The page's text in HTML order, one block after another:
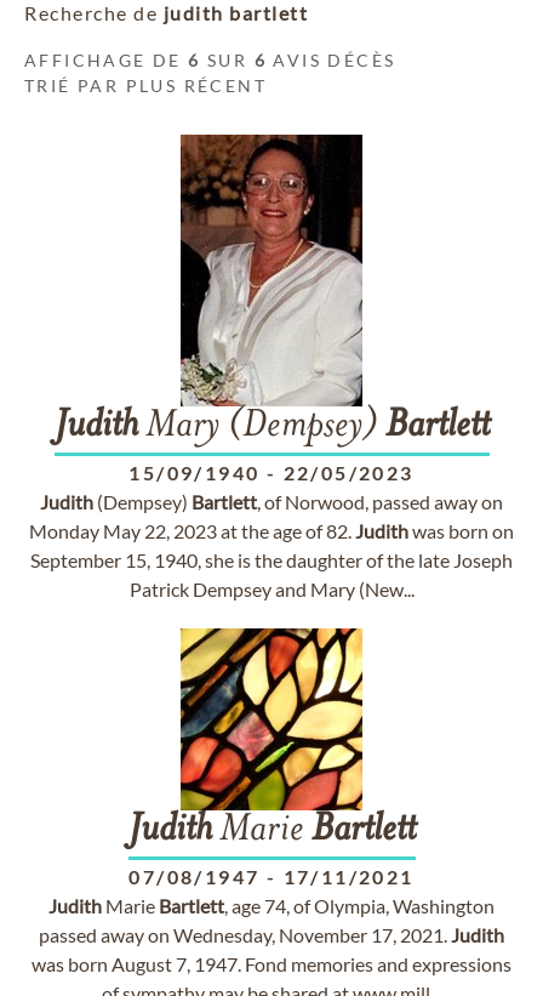
Recherche de judith bartlett
AFFICHAGE DE6 SUR 6 AVIS DÉCÈS
TRIÉ PAR PLUS RÉCENT
JudithMary (Dempsey) Bartlett
15/09/1940 - 22/05/2023
Judith (Dempsey) Bartlett, of Norwood, passed away on
Monday May 22, 2023 at the age of 82.Judithwas born on
September 15, 1940, she is the daughter of the late Joseph
Patrick Dempsey and Mary (New...
JudithMarie Bartlett
07/08/1947 - 17/11/2021
Judith Marie Bartlett, age 74, of Olympia, Washington
passed away on Wednesday, November 17, 2021.Judith
was born August 7, 1947. Fond memories and expressions